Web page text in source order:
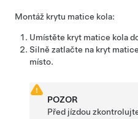
Montáž krytu matice kola:
Umístěte kryt matice kola
Silně zatlačte na kryt
místo.
POZOR
Před jízdou